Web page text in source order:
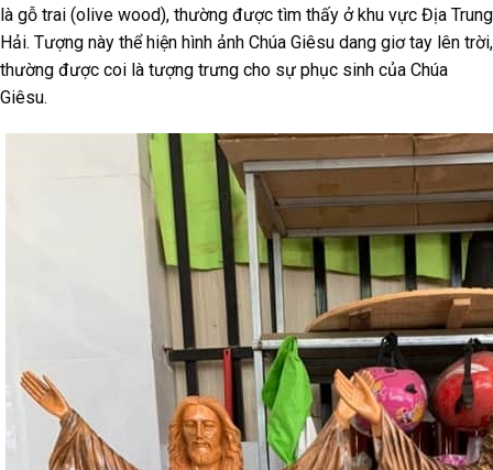
là gỗ trai (olive wood), thường được tìm thấy ở khu vực Địa Trung
Hải. Tượng này thể hiện hình ảnh Chúa Giêsu dang giơ tay lên trời,
thường được coi là tượng trưng cho sự phục sinh của Chúa
Giêsu.